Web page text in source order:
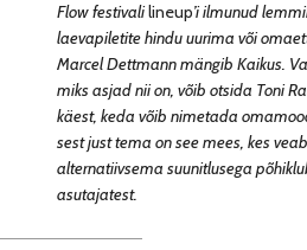
Flow festivalilineup’i ilmunud
laevapiletite hindu uurima või
Marcel Dettmann mängib Kaikus.
miks asjad nii on, võib otsida Toni
käest, keda võib nimetada
sest just tema on see mees, kes
alternatiivsema suunitlusega
asutajatest.